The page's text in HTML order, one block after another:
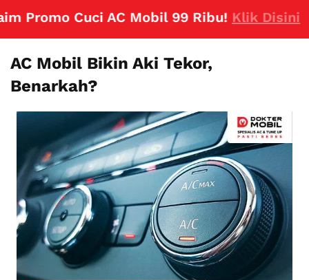
Cuci AC Mobil 99 Ribu!Klik Disini
AC Mobil Bikin Aki Tekor,
Benarkah?